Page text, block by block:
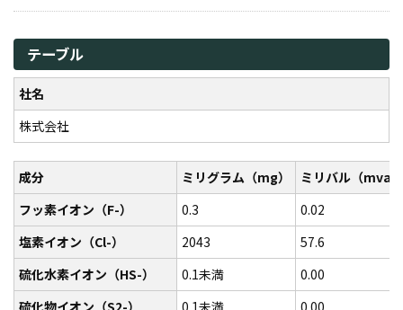
テーブル
社名
株式会社
成分 ミリグラム（mg）
ミリバル（mval
フッ素イオン（F-）
0.3
0.02
塩素イオン（Cl-）
2043
57.6
硫化水素イオン（HS-）
0.1未満
0.00
硫化物イオン（S2-）
0.1未満 0.00